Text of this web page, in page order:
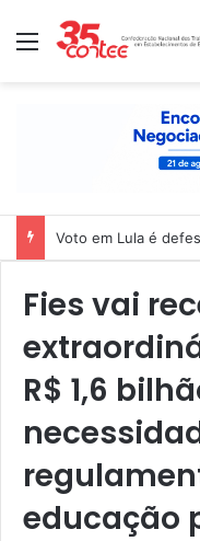
Menu
Voto em Lula é
Fies vai
R$ 1,6
educação